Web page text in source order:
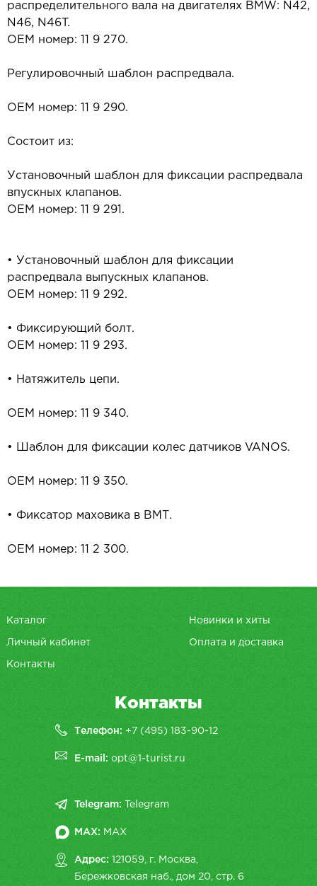
распределительного вала на двигателях BMW: N42,
N46, N46T.
OEM номер: 11 9 270.
Регулировочный шаблон распредвала.
OEM номер: 11 9 290.
Состоит из:
Установочный шаблон для фиксации распредвала
впускных клапанов.
OEM номер: 11 9 291.
• Установочный шаблон для фиксации
распредвала выпускных клапанов.
OEM номер: 11 9 292.
• Фиксирующий болт.
OEM номер: 11 9 293.
• Натяжитель цепи.
OEM номер: 11 9 340.
• Шаблон для фиксации колес датчиков VANOS.
OEM номер: 11 9 350.
• Фиксатор маховика в ВМТ.
OEM номер: 11 2 300.
Каталог Новинки и хиты
Личный кабинет Оплата и доставка
Контакты
Контакты
Телефон: +7 (495) 183-90-12
E-mail:opt@1-turist.ru
Telegram: Telegram
MAX: MAX
Адрес: 121059, г. Москва,
Бережковская наб., дом 20, cтр. 6